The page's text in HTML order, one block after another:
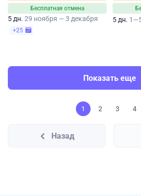
Бесплатная отмена
5 дн. 29 ноября — 3 декабря
+25
5 дн.
Показать еще
1 2 3 4
Назад